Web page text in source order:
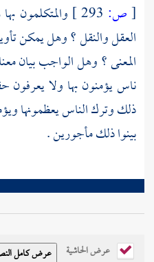
[ص:
والمتكلمون
العقل والنقل ؟ وهل يمكن
المعنى ؟ وهل الواجب بيان
ناس يؤمنون بها ولا يعرفون
ذلك وترك الناس يعظمونها
بينوا ذلك مأجورين .
عرض الحاشية